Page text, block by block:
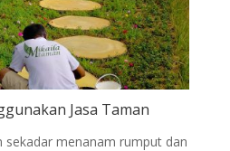
Jasa Taman
menanam rumput dan